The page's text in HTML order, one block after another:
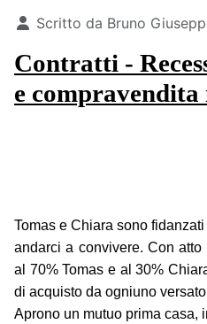
Dettagli
Scritto da Bruno
Contratti -
e
Tomas e Chiara sono
andarci a convivere. Con
al 70% Tomas e al 30%
di acquisto da ogniuno
Aprono un mutuo prima casa,